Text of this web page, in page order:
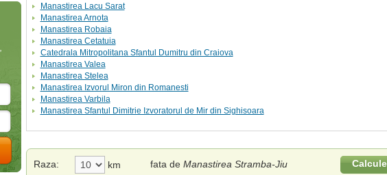
Manastirea Lacu Sarat
Manastirea Arnota
Manastirea Robaia
Manastirea Cetatuia
Catedrala Mitropolitana Sfantul Dumitru din Craiova
Manastirea Valea
Manastirea Stelea
Manastirea Izvorul Miron din Romanesti
Manastirea Varbila
Manastirea Sfantul Dimitrie Izvoratorul de Mir din Sighisoara
Raza: km fata de Manastirea Stramba-Jiu